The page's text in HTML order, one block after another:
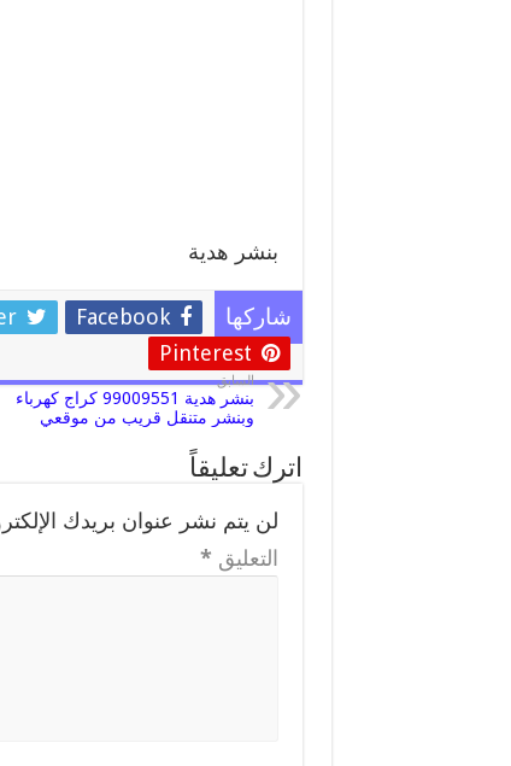
بنشر هدية
شاركها Facebook
Pinterest
السابق
بنشر هدية 99009551 كراج كهرباء
وبنشر متنقل قريب من موقعي
اترك تعليقاً
لن يتم نشر عنوان بريدك
التعليق *